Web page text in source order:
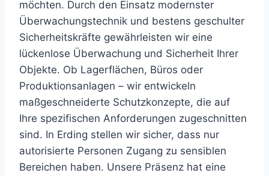
möchten. Durch den Einsatz modernster
Überwachungstechnik und bestens geschulter
Sicherheitskräfte gewährleisten wir eine
lückenlose Überwachung und Sicherheit Ihrer
Objekte. Ob Lagerflächen, Büros oder
Produktionsanlagen – wir entwickeln
maßgeschneiderte Schutzkonzepte, die auf
Ihre spezifischen Anforderungen zugeschnitten
sind. In Erding stellen wir sicher, dass nur
autorisierte Personen Zugang zu sensiblen
Bereichen haben. Unsere Präsenz hat eine